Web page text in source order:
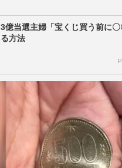
3億当選主婦「宝くじ買う前に
る方法